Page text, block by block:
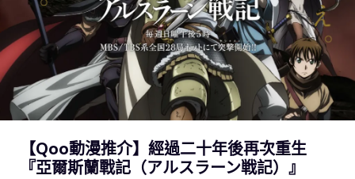
【Qoo動漫推介】經過二十年後再次重生
『亞爾斯蘭戰記（アルスラーン戦記）』